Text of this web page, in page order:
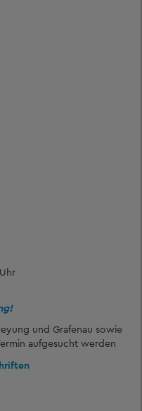
und Grafenau sowie
aufgesucht werden